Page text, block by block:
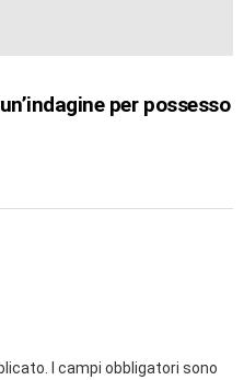
per possesso
I campi obbligatori sono